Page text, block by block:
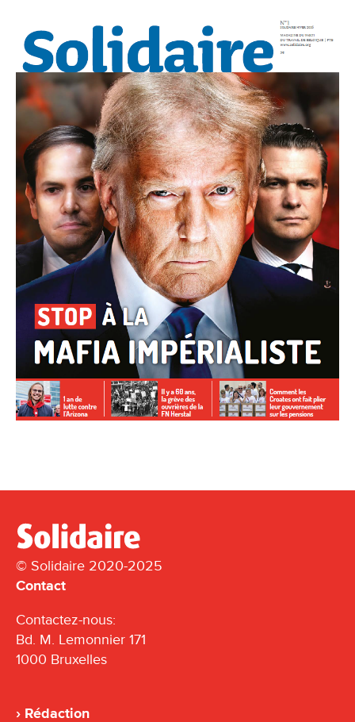
© Solidaire 2020-2025
Contact
Contactez-nous:
Bd. M. Lemonnier 171
1000 Bruxelles
Rédaction